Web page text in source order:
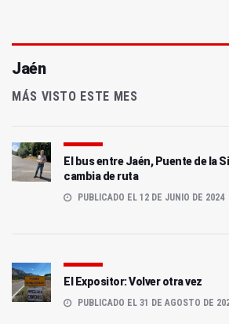
Jaén
MÁS VISTO ESTE MES
El bus entre Jaén, Puente de la
cambia de ruta
PUBLICADO EL 12 DE JUNIO DE 2024
El Expositor: Volver otra vez
PUBLICADO EL 31 DE AGOSTO DE